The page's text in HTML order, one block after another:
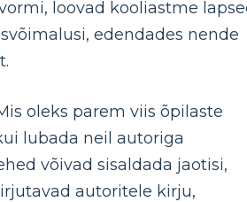
loovad kooliastme
edendades nende
oleks parem viis õpilaste
lubada neil autoriga
võivad sisaldada jaotisi,
autoritele kirju,